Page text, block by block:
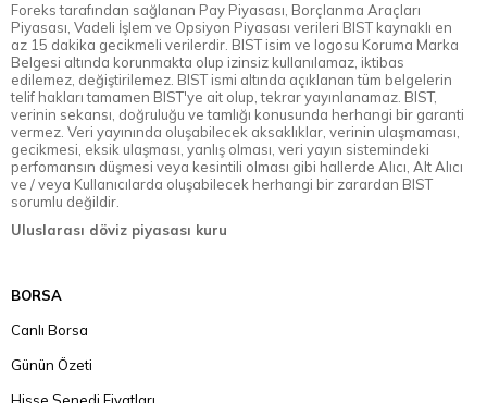
Foreks tarafından sağlanan Pay Piyasası, Borçlanma Araçları
Piyasası, Vadeli İşlem ve Opsiyon Piyasası verileri BIST kaynaklı en
az 15 dakika gecikmeli verilerdir. BIST isim ve logosu Koruma Marka
Belgesi altında korunmakta olup izinsiz kullanılamaz, iktibas
edilemez, değiştirilemez. BIST ismi altında açıklanan tüm belgelerin
telif hakları tamamen BIST'ye ait olup, tekrar yayınlanamaz. BIST,
verinin sekansı, doğruluğu ve tamlığı konusunda herhangi bir garanti
vermez. Veri yayınında oluşabilecek aksaklıklar, verinin ulaşmaması,
gecikmesi, eksik ulaşması, yanlış olması, veri yayın sistemindeki
perfomansın düşmesi veya kesintili olması gibi hallerde Alıcı, Alt Alıcı
ve / veya Kullanıcılarda oluşabilecek herhangi bir zarardan BIST
sorumlu değildir.
Uluslarası döviz piyasası kuru
BORSA
Canlı Borsa
Günün Özeti